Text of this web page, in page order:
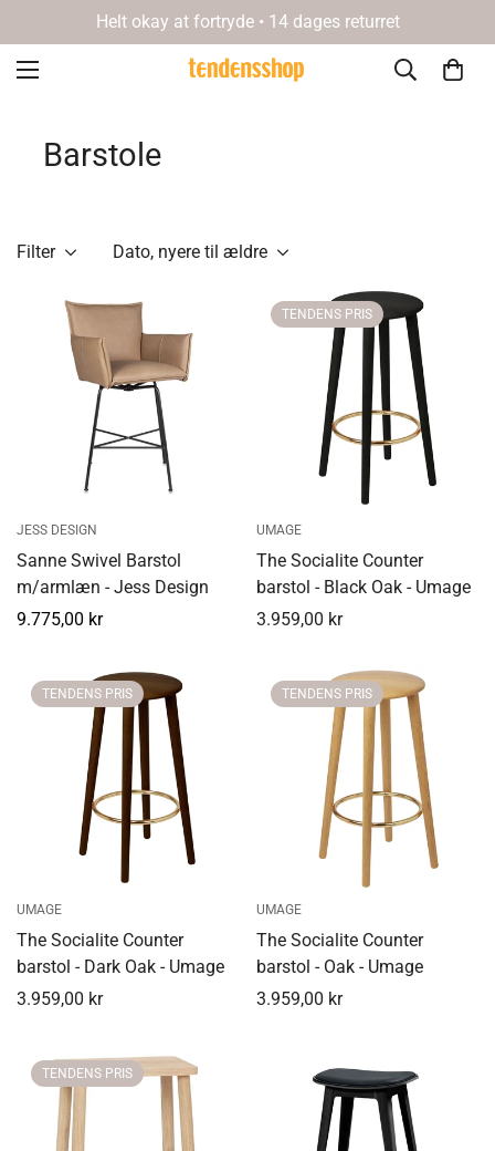
Helt okay at fortryde • 14 dages returret
Barstole
Filter Dato, nyere til ældre
JESS DESIGN
Sanne Swivel Barstol
m/armlæn - Jess Design
Normal
9.775,00 kr
TENDENS PRIS
UMAGE
The Socialite Counter
barstol - Black Oak - Umage
Udsalgspris
3.959,00 kr
TENDENS PRIS
UMAGE
The Socialite Counter
barstol - Dark Oak - Umage
Udsalgspris
3.959,00 kr
TENDENS PRIS
UMAGE
The Socialite Counter
barstol - Oak - Umage
Udsalgspris
3.959,00 kr
TENDENS PRIS